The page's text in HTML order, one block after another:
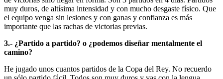
muy duros, de altísima intensidad y con mucho desgaste físico. Que
el equipo venga sin lesiones y con ganas y confianza es más
importante que las rachas de victorias previas.
3.- ¿Partido a partido? o ¿podemos diseñar mentalmente el
camino?
He jugado unos cuantos partidos de la Copa del Rey. No recuerdo